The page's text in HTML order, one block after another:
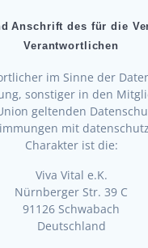
Anschrift des für die
Verantwortlichen
im Sinne der
sonstiger in den
geltenden
mit
Charakter ist die:
Viva Vital e.K.
Nürnberger Str. 39 C
91126 Schwabach
Deutschland